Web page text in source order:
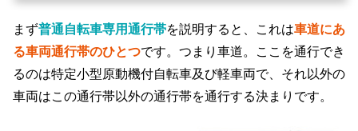
まず普通自転車専用通行帯を説明すると、これは車道にあ
る車両通行帯のひとつです。つまり車道。ここを通行でき
るのは特定小型原動機付自転車及び軽車両で、それ以外の
車両はこの通行帯以外の通行帯を通行する決まりです。